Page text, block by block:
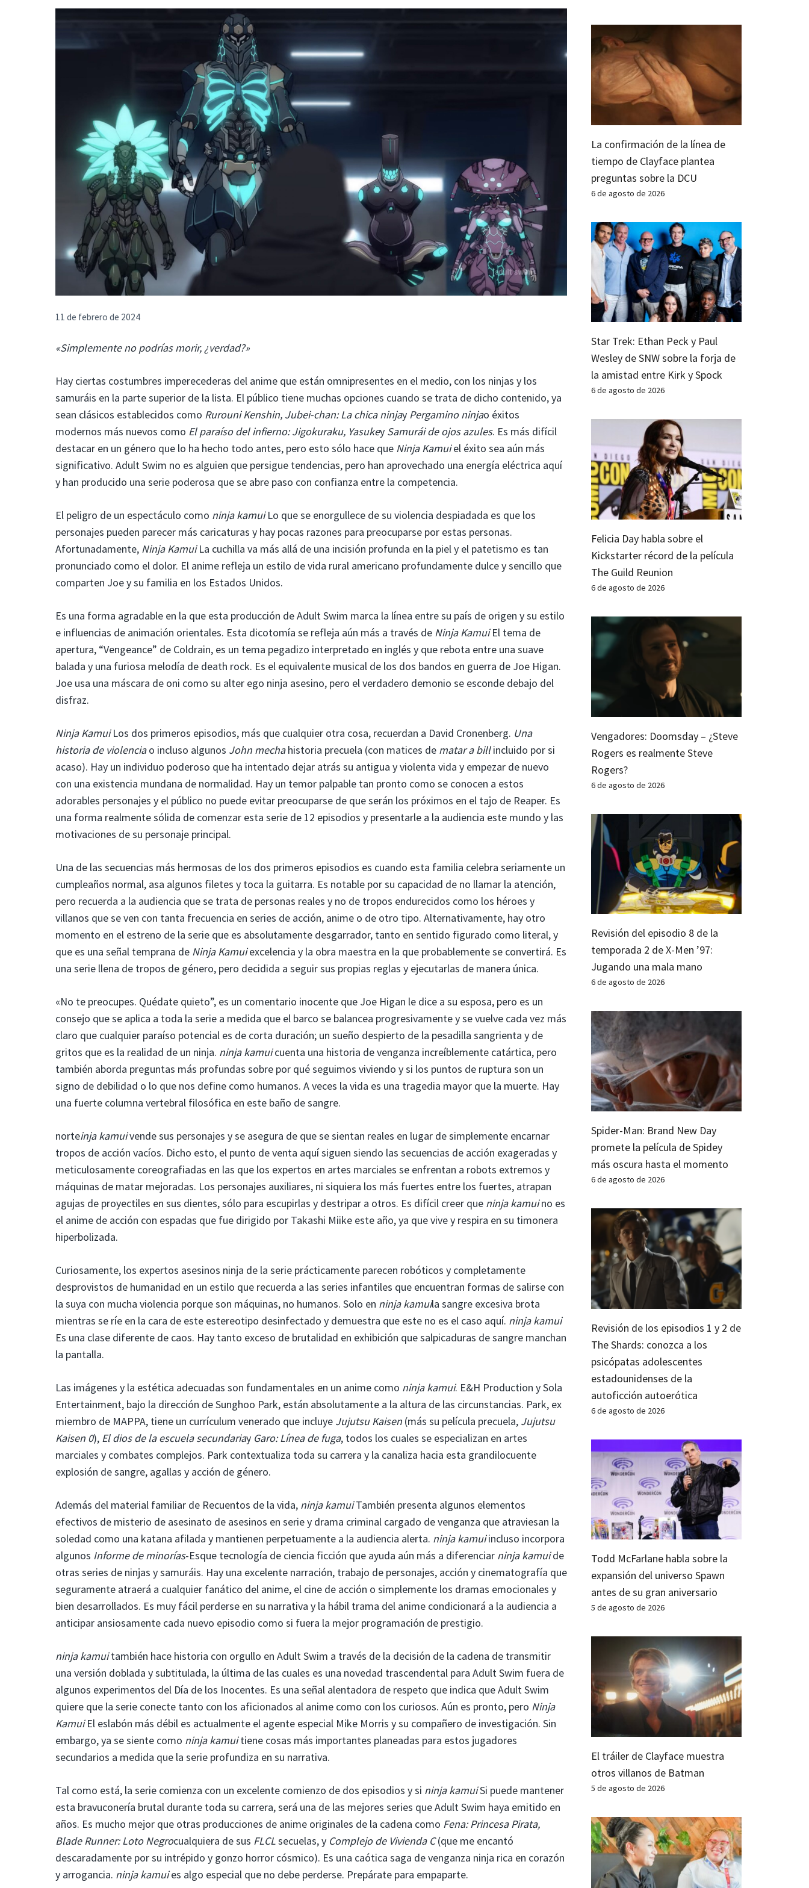
11 de febrero de 2024
«Simplemente no podrías morir, ¿verdad?»
Hay ciertas costumbres imperecederas del anime que están omnipresentes en el medio, con los ninjas y los
samuráis en la parte superior de la lista. El público tiene muchas opciones cuando se trata de dicho contenido, ya
sean clásicos establecidos como Rurouni Kenshin, Jubei-chan: La chica ninjay Pergamino ninjao éxitos
modernos más nuevos como El paraíso del infierno: Jigokuraku, Yasukey Samurái de ojos azules. Es más difícil
destacar en un género que lo ha hecho todo antes, pero esto sólo hace que Ninja Kamuiel éxito sea aún más
significativo. Adult Swim no es alguien que persigue tendencias, pero han aprovechado una energía eléctrica aquí
y han producido una serie poderosa que se abre paso con confianza entre la competencia.
El peligro de un espectáculo como ninja kamuiLo que se enorgullece de su violencia despiadada es que los
personajes pueden parecer más caricaturas y hay pocas razones para preocuparse por estas personas.
Afortunadamente, Ninja KamuiLa cuchilla va más allá de una incisión profunda en la piel y el patetismo es tan
pronunciado como el dolor. El anime refleja un estilo de vida rural americano profundamente dulce y sencillo que
comparten Joe y su familia en los Estados Unidos.
Es una forma agradable en la que esta producción de Adult Swim marca la línea entre su país de origen y su estilo
e influencias de animación orientales. Esta dicotomía se refleja aún más a través de Ninja KamuiEl tema de
apertura, “Vengeance” de Coldrain, es un tema pegadizo interpretado en inglés y que rebota entre una suave
balada y una furiosa melodía de death rock. Es el equivalente musical de los dos bandos en guerra de Joe Higan.
Joe usa una máscara de oni como su alter ego ninja asesino, pero el verdadero demonio se esconde debajo del
disfraz.
Ninja KamuiLos dos primeros episodios, más que cualquier otra cosa, recuerdan a David Cronenberg. Una
historia de violenciao incluso algunos John mechahistoria precuela (con matices de matar a billincluido por si
acaso). Hay un individuo poderoso que ha intentado dejar atrás su antigua y violenta vida y empezar de nuevo
con una existencia mundana de normalidad. Hay un temor palpable tan pronto como se conocen a estos
adorables personajes y el público no puede evitar preocuparse de que serán los próximos en el tajo de Reaper. Es
una forma realmente sólida de comenzar esta serie de 12 episodios y presentarle a la audiencia este mundo y las
motivaciones de su personaje principal.
Una de las secuencias más hermosas de los dos primeros episodios es cuando esta familia celebra seriamente un
cumpleaños normal, asa algunos filetes y toca la guitarra. Es notable por su capacidad de no llamar la atención,
pero recuerda a la audiencia que se trata de personas reales y no de tropos endurecidos como los héroes y
villanos que se ven con tanta frecuencia en series de acción, anime o de otro tipo. Alternativamente, hay otro
momento en el estreno de la serie que es absolutamente desgarrador, tanto en sentido figurado como literal, y
que es una señal temprana de Ninja Kamuiexcelencia y la obra maestra en la que probablemente se convertirá. Es
una serie llena de tropos de género, pero decidida a seguir sus propias reglas y ejecutarlas de manera única.
«No te preocupes. Quédate quieto”, es un comentario inocente que Joe Higan le dice a su esposa, pero es un
consejo que se aplica a toda la serie a medida que el barco se balancea progresivamente y se vuelve cada vez más
claro que cualquier paraíso potencial es de corta duración; un sueño despierto de la pesadilla sangrienta y de
gritos que es la realidad de un ninja. ninja kamuicuenta una historia de venganza increíblemente catártica, pero
también aborda preguntas más profundas sobre por qué seguimos viviendo y si los puntos de ruptura son un
signo de debilidad o lo que nos define como humanos. A veces la vida es una tragedia mayor que la muerte. Hay
una fuerte columna vertebral filosófica en este baño de sangre.
norteinja kamuivende sus personajes y se asegura de que se sientan reales en lugar de simplemente encarnar
tropos de acción vacíos. Dicho esto, el punto de venta aquí siguen siendo las secuencias de acción exageradas y
meticulosamente coreografiadas en las que los expertos en artes marciales se enfrentan a robots extremos y
máquinas de matar mejoradas. Los personajes auxiliares, ni siquiera los más fuertes entre los fuertes, atrapan
agujas de proyectiles en sus dientes, sólo para escupirlas y destripar a otros. Es difícil creer que ninja kamuino es
el anime de acción con espadas que fue dirigido por Takashi Miike este año, ya que vive y respira en su timonera
hiperbolizada.
Curiosamente, los expertos asesinos ninja de la serie prácticamente parecen robóticos y completamente
desprovistos de humanidad en un estilo que recuerda a las series infantiles que encuentran formas de salirse con
la suya con mucha violencia porque son máquinas, no humanos. Solo en ninja kamuila sangre excesiva brota
mientras se ríe en la cara de este estereotipo desinfectado y demuestra que este no es el caso aquí. ninja kamui
Es una clase diferente de caos. Hay tanto exceso de brutalidad en exhibición que salpicaduras de sangre manchan
la pantalla.
Las imágenes y la estética adecuadas son fundamentales en un anime como ninja kamui. E&H Production y Sola
Entertainment, bajo la dirección de Sunghoo Park, están absolutamente a la altura de las circunstancias. Park, ex
miembro de MAPPA, tiene un currículum venerado que incluye Jujutsu Kaisen (más su película precuela, Jujutsu
Kaisen 0), El dios de la escuela secundariay Garo: Línea de fuga, todos los cuales se especializan en artes
marciales y combates complejos. Park contextualiza toda su carrera y la canaliza hacia esta grandilocuente
explosión de sangre, agallas y acción de género.
Además del material familiar de Recuentos de la vida, ninja kamuiTambién presenta algunos elementos
efectivos de misterio de asesinato de asesinos en serie y drama criminal cargado de venganza que atraviesan la
soledad como una katana afilada y mantienen perpetuamente a la audiencia alerta. ninja kamuiincluso incorpora
algunos Informe de minorías-Esque tecnología de ciencia ficción que ayuda aún más a diferenciar ninja kamuide
otras series de ninjas y samuráis. Hay una excelente narración, trabajo de personajes, acción y cinematografía que
seguramente atraerá a cualquier fanático del anime, el cine de acción o simplemente los dramas emocionales y
bien desarrollados. Es muy fácil perderse en su narrativa y la hábil trama del anime condicionará a la audiencia a
anticipar ansiosamente cada nuevo episodio como si fuera la mejor programación de prestigio.
ninja kamuitambién hace historia con orgullo en Adult Swim a través de la decisión de la cadena de transmitir
una versión doblada y subtitulada, la última de las cuales es una novedad trascendental para Adult Swim fuera de
algunos experimentos del Día de los Inocentes. Es una señal alentadora de respeto que indica que Adult Swim
quiere que la serie conecte tanto con los aficionados al anime como con los curiosos. Aún es pronto, pero Ninja
KamuiEl eslabón más débil es actualmente el agente especial Mike Morris y su compañero de investigación. Sin
embargo, ya se siente como ninja kamuitiene cosas más importantes planeadas para estos jugadores
secundarios a medida que la serie profundiza en su narrativa.
Tal como está, la serie comienza con un excelente comienzo de dos episodios y si ninja kamuiSi puede mantener
esta bravuconería brutal durante toda su carrera, será una de las mejores series que Adult Swim haya emitido en
años. Es mucho mejor que otras producciones de anime originales de la cadena como Fena: Princesa Pirata,
Blade Runner: Loto Negrocualquiera de sus FLCLsecuelas, y Complejo de Vivienda C(que me encantó
descaradamente por su intrépido y gonzo horror cósmico). Es una caótica saga de venganza ninja rica en corazón
y arrogancia. ninja kamuies algo especial que no debe perderse. Prepárate para empaparte.
La confirmación de la línea de
tiempo de Clayface plantea
preguntas sobre la DCU
6 de agosto de 2026
Star Trek: Ethan Peck y Paul
Wesley de SNW sobre la forja de
la amistad entre Kirk y Spock
6 de agosto de 2026
Felicia Day habla sobre el
Kickstarter récord de la película
The Guild Reunion
6 de agosto de 2026
Vengadores: Doomsday – ¿Steve
Rogers es realmente Steve
Rogers?
6 de agosto de 2026
Revisión del episodio 8 de la
temporada 2 de X-Men ’97:
Jugando una mala mano
6 de agosto de 2026
Spider-Man: Brand New Day
promete la película de Spidey
más oscura hasta el momento
6 de agosto de 2026
Revisión de los episodios 1 y 2 de
The Shards: conozca a los
psicópatas adolescentes
estadounidenses de la
autoficción autoerótica
6 de agosto de 2026
Todd McFarlane habla sobre la
expansión del universo Spawn
antes de su gran aniversario
5 de agosto de 2026
El tráiler de Clayface muestra
otros villanos de Batman
5 de agosto de 2026